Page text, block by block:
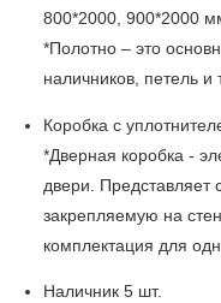
800*2000, 900*2000
*Полотно – это
наличников, петель и
Коробка с
*Дверная коробка -
двери. Представляет
закрепляемую на
комплектация для
Наличник 5 шт.